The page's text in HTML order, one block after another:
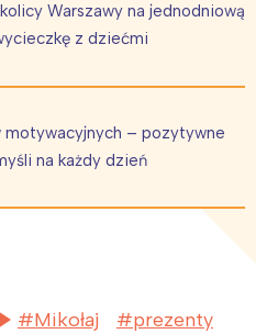
Warszawy na jednodniową
z dziećmi
– pozytywne
na każdy dzień
Mikołaj prezenty